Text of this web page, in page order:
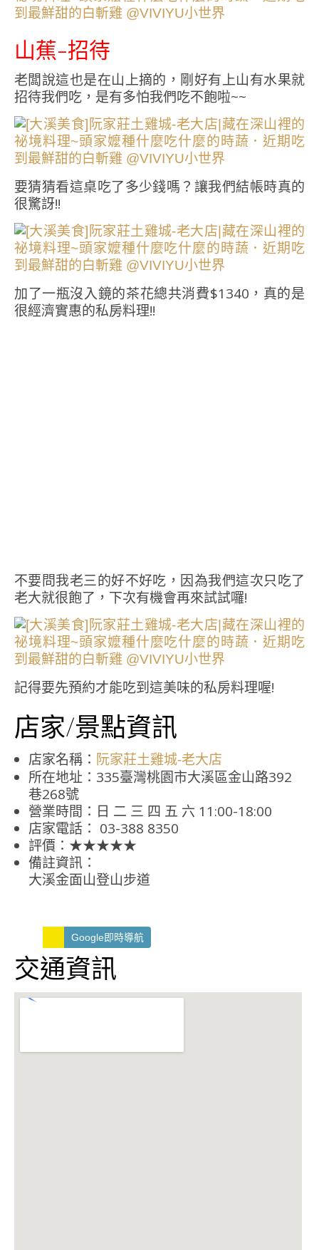
山蕉-招待
老闆說這也是在山上摘的，剛好有上山有水果就
招待我們吃，是有多怕我們吃不飽啦~~
要猜猜看這桌吃了多少錢嗎？讓我們結帳時真的
很驚訝!!
加了一瓶沒入鏡的茶花總共消費$1340，真的是
很經濟實惠的私房料理!!
不要問我老三的好不好吃，因為我們這次只吃了
老大就很飽了，下次有機會再來試試囉!
記得要先預約才能吃到這美味的私房料理喔!
店家/景點資訊
店家名稱： 阮家莊土雞城-老大店
所在地址：335臺灣桃園市大溪區金山路392
巷268號
營業時間：日 二 三 四 五 六 11:00-18:00
店家電話： 03-388 8350
評價：★★★★★
備註資訊：
大溪金面山登山步道
Google即時導航
交通資訊